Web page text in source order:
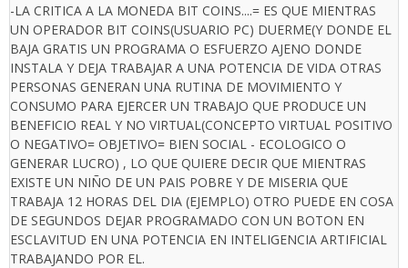
-LA CRITICA A LA MONEDA BIT COINS....= ES QUE MIENTRAS
UN OPERADOR BIT COINS(USUARIO PC) DUERME(Y DONDE EL
BAJA GRATIS UN PROGRAMA O ESFUERZO AJENO DONDE
INSTALA Y DEJA TRABAJAR A UNA POTENCIA DE VIDA OTRAS
PERSONAS GENERAN UNA RUTINA DE MOVIMIENTO Y
CONSUMO PARA EJERCER UN TRABAJO QUE PRODUCE UN
BENEFICIO REAL Y NO VIRTUAL(CONCEPTO VIRTUAL POSITIVO
O NEGATIVO= OBJETIVO= BIEN SOCIAL - ECOLOGICO O
GENERAR LUCRO) , LO QUE QUIERE DECIR QUE MIENTRAS
EXISTE UN NIÑO DE UN PAIS POBRE Y DE MISERIA QUE
TRABAJA 12 HORAS DEL DIA (EJEMPLO) OTRO PUEDE EN COSA
DE SEGUNDOS DEJAR PROGRAMADO CON UN BOTON EN
ESCLAVITUD EN UNA POTENCIA EN INTELIGENCIA ARTIFICIAL
TRABAJANDO POR EL.